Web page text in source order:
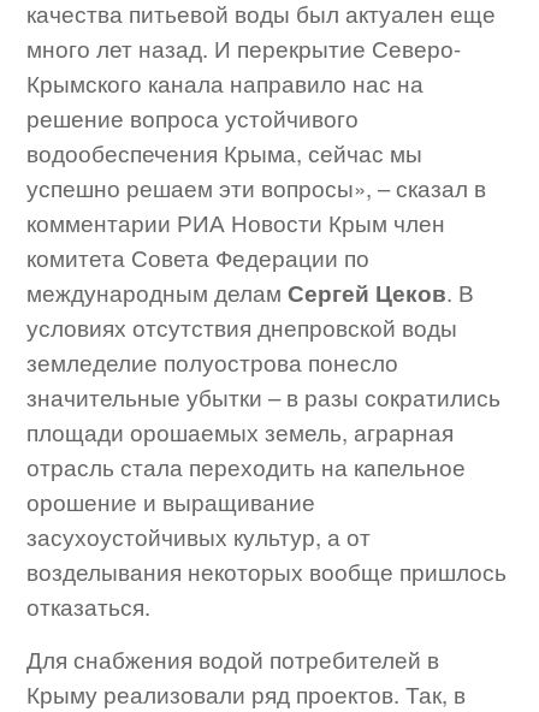
качества питьевой воды был актуален еще
много лет назад. И перекрытие Северо-
Крымского канала направило нас на
решение вопроса устойчивого
водообеспечения Крыма, сейчас мы
успешно решаем эти вопросы», – сказал в
комментарии РИА Новости Крым член
комитета Совета Федерации по
международным деламСергей Цеков. В
условиях отсутствия днепровской воды
земледелие полуострова понесло
значительные убытки – в разы сократились
площади орошаемых земель, аграрная
отрасль стала переходить на капельное
орошение и выращивание
засухоустойчивых культур, а от
возделывания некоторых вообще пришлось
отказаться.
Для снабжения водой потребителей в
Крыму реализовали ряд проектов. Так, в